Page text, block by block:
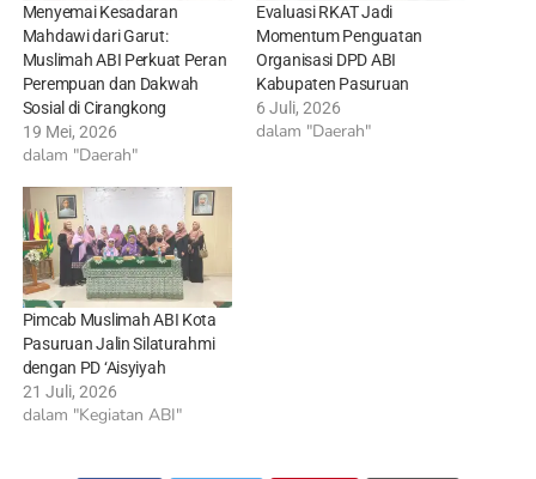
Menyemai Kesadaran
Mahdawi dari Garut:
Muslimah ABI Perkuat Peran
Perempuan dan Dakwah
Sosial di Cirangkong
19 Mei, 2026
dalam "Daerah"
Evaluasi RKAT Jadi
Momentum Penguatan
Organisasi DPD ABI
Kabupaten Pasuruan
6 Juli, 2026
dalam "Daerah"
Pimcab Muslimah ABI Kota
Pasuruan Jalin Silaturahmi
dengan PD ‘Aisyiyah
21 Juli, 2026
dalam "Kegiatan ABI"